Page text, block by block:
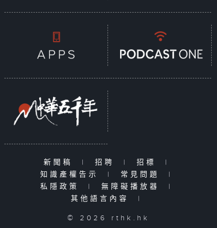
新聞稿 | 招聘 | 招標
|
知識產權告示
| 常見問題
|
私隱政策
| 無障礙播放器
|
其他語言內容
|
© 2026 rthk.hk